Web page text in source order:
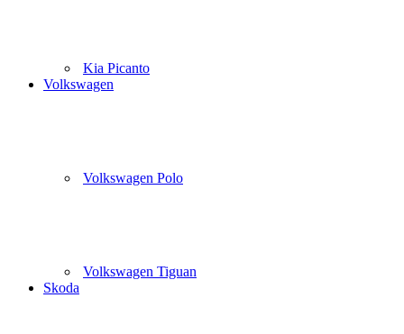
Kia Picanto
Volkswagen
Volkswagen Polo
Volkswagen Tiguan
Skoda